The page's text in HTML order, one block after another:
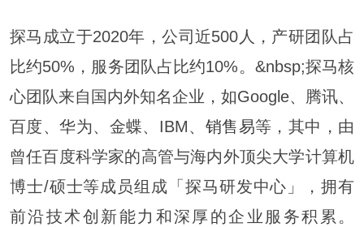
探马成立于2020年，公司近500人，产研团队占
比约50%，服务团队占比约10%。&nbsp;探马核
心团队来自国内外知名企业，如Google、腾讯、
百度、华为、金蝶、IBM、 销售易等，其中，由
曾任百度科学家的高管与海内外顶尖大学计算机
博士/硕士等成员组成「探马研发中心」，拥有
前沿技术创新能力和深厚的企业服务积累。